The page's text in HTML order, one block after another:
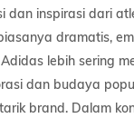
dan inspirasi dari
dramatis,
lebih sering
dan budaya
brand. Dalam